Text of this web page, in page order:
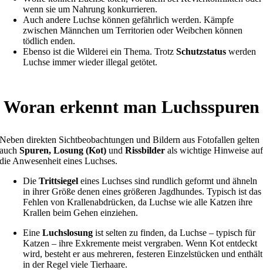
wenn sie um Nahrung konkurrieren.
Auch andere Luchse können gefährlich werden. Kämpfe
zwischen Männchen um Territorien oder Weibchen können
tödlich enden.
Ebenso ist die Wilderei ein Thema. TrotzSchutzstatus werden
Luchse immer wieder illegal getötet.
Woran erkennt man Luchsspuren
Neben direkten Sichtbeobachtungen und Bildern aus Fotofallen gelten
auchSpuren, Losung (Kot)und Rissbilder als wichtige Hinweise auf
die Anwesenheit eines Luchses.
DieTrittsiegel eines Luchses sind rundlich geformt und ähneln
in ihrer Größe denen eines größeren Jagdhundes. Typisch ist das
Fehlen von Krallenabdrücken, da Luchse wie alle Katzen ihre
Krallen beim Gehen einziehen.
EineLuchslosung ist selten zu finden, da Luchse – typisch für
Katzen – ihre Exkremente meist vergraben. Wenn Kot entdeckt
wird, besteht er aus mehreren, festeren Einzelstücken und enthält
in der Regel viele Tierhaare.